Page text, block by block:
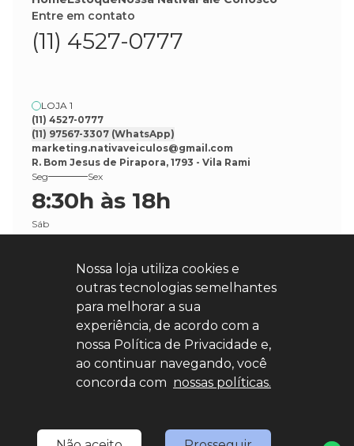
Entre em contato
(11) 4527-0777
LOJA 1
(11) 4527-0777
(11) 97567-3307 (WhatsApp)
marketing.nativaveiculos@gmail.com
R. Bom Jesus de Pirapora, 1793 - Vila Rami
Seg
Sex
8:30h às 18h
Sáb
Explore nosso sucesso
Desenvolvido porsync
Nossa loja utiliza cookies e
outras tecnologias semelhantes
para melhorar a sua
experiência, de acordo com a
nossa Política de Privacidade e,
ao continuar navegando, você
concorda com nossas políticas.